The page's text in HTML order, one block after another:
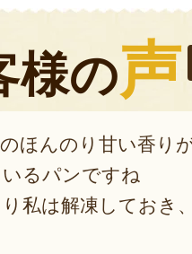
様の声
ほんのり甘い香り
るパンですね
私は解凍しておき